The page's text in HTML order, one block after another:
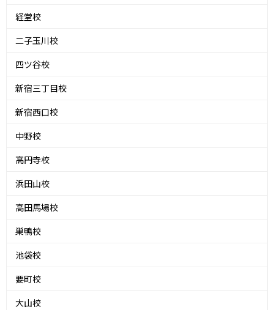
経堂校
二子玉川校
四ツ谷校
新宿三丁目校
新宿西口校
中野校
高円寺校
浜田山校
高田馬場校
巣鴨校
池袋校
要町校
大山校